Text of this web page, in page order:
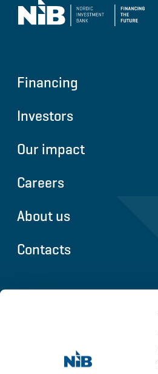
Financing
Investors
Our impact
Careers
About us
Contacts